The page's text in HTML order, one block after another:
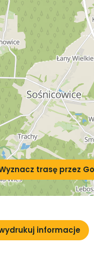
trasę przez
informacje